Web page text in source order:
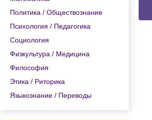
Политика / Обществознание
Психология / Педагогика
Социология
Физкультура / Медицина
Философия
Этика / Риторика
Языкознание / Переводы